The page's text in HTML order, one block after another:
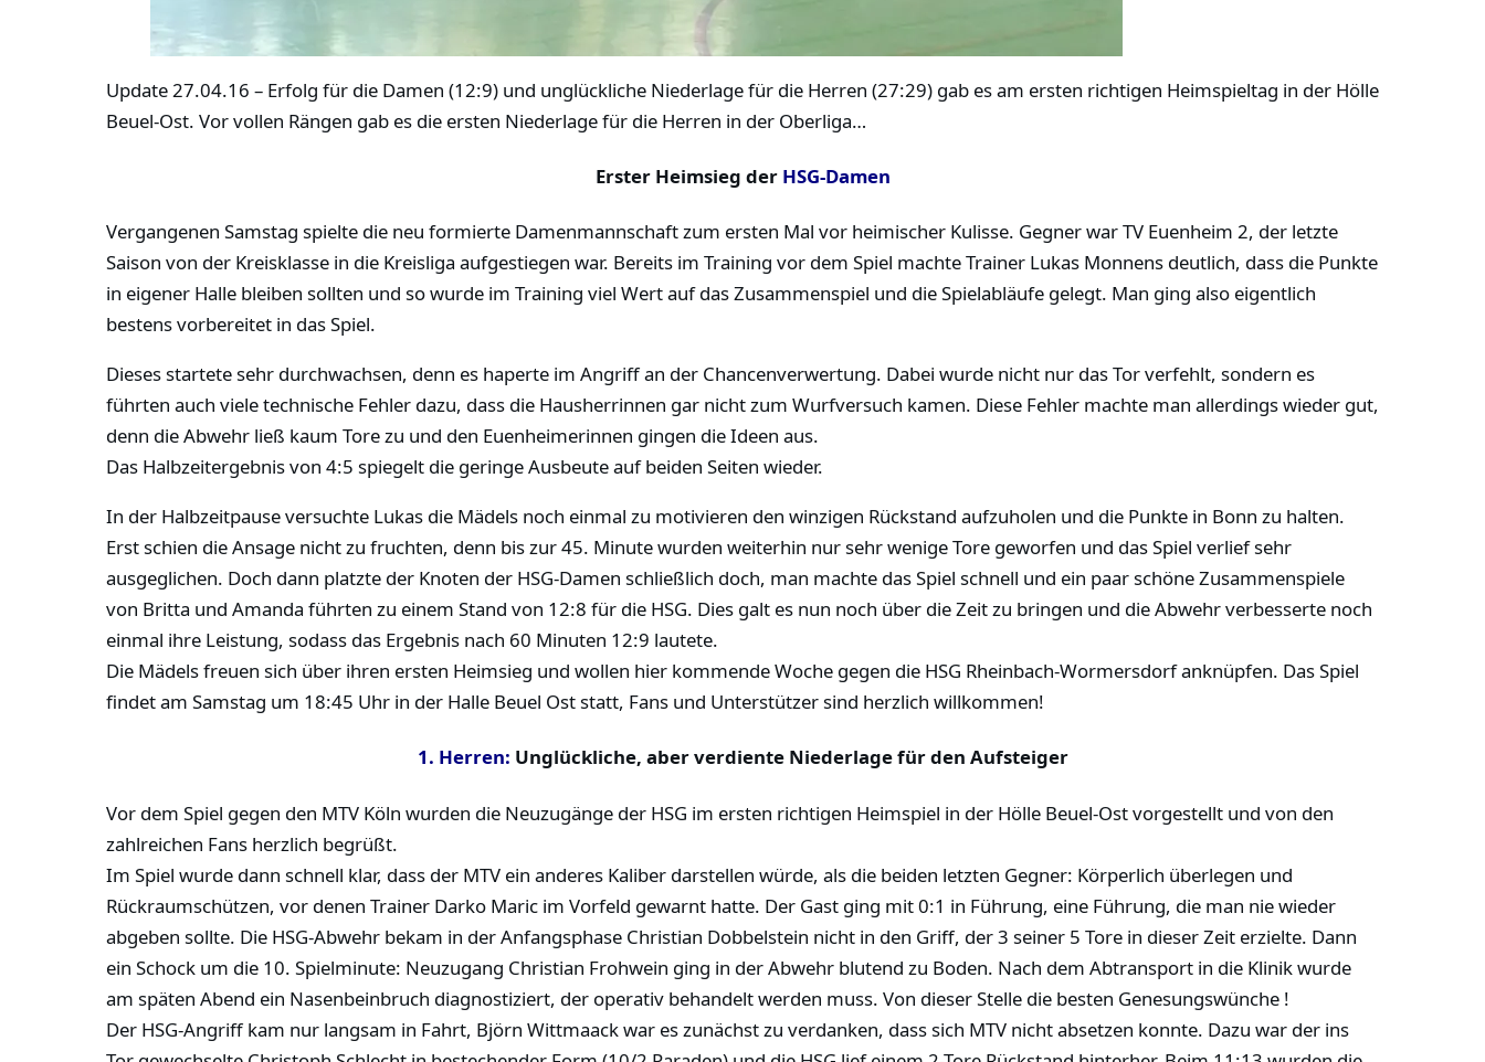
Update 27.04.16 – Erfolg für die Damen (12:9) und unglückliche Niederlage für die Herren (27:29) gab es am ersten richtigen Heimspieltag in der Hölle
Beuel-Ost. Vor vollen Rängen gab es die ersten Niederlage für die Herren in der Oberliga…
Erster Heimsieg der HSG-Damen
Vergangenen Samstag spielte die neu formierte Damenmannschaft zum ersten Mal vor heimischer Kulisse. Gegner war TV Euenheim 2, der letzte
Saison von der Kreisklasse in die Kreisliga aufgestiegen war. Bereits im Training vor dem Spiel machte Trainer Lukas Monnens deutlich, dass die Punkte
in eigener Halle bleiben sollten und so wurde im Training viel Wert auf das Zusammenspiel und die Spielabläufe gelegt. Man ging also eigentlich
bestens vorbereitet in das Spiel.
Dieses startete sehr durchwachsen, denn es haperte im Angriff an der Chancenverwertung. Dabei wurde nicht nur das Tor verfehlt, sondern es
führten auch viele technische Fehler dazu, dass die Hausherrinnen gar nicht zum Wurfversuch kamen. Diese Fehler machte man allerdings wieder gut,
denn die Abwehr ließ kaum Tore zu und den Euenheimerinnen gingen die Ideen aus.
Das Halbzeitergebnis von 4:5 spiegelt die geringe Ausbeute auf beiden Seiten wieder.
In der Halbzeitpause versuchte Lukas die Mädels noch einmal zu motivieren den winzigen Rückstand aufzuholen und die Punkte in Bonn zu halten.
Erst schien die Ansage nicht zu fruchten, denn bis zur 45. Minute wurden weiterhin nur sehr wenige Tore geworfen und das Spiel verlief sehr
ausgeglichen. Doch dann platzte der Knoten der HSG-Damen schließlich doch, man machte das Spiel schnell und ein paar schöne Zusammenspiele
von Britta und Amanda führten zu einem Stand von 12:8 für die HSG. Dies galt es nun noch über die Zeit zu bringen und die Abwehr verbesserte noch
einmal ihre Leistung, sodass das Ergebnis nach 60 Minuten 12:9 lautete.
Die Mädels freuen sich über ihren ersten Heimsieg und wollen hier kommende Woche gegen die HSG Rheinbach-Wormersdorf anknüpfen. Das Spiel
findet am Samstag um 18:45 Uhr in der Halle Beuel Ost statt, Fans und Unterstützer sind herzlich willkommen!
1. Herren: Unglückliche, aber verdiente Niederlage für den Aufsteiger
Vor dem Spiel gegen den MTV Köln wurden die Neuzugänge der HSG im ersten richtigen Heimspiel in der Hölle Beuel-Ost vorgestellt und von den
zahlreichen Fans herzlich begrüßt.
Im Spiel wurde dann schnell klar, dass der MTV ein anderes Kaliber darstellen würde, als die beiden letzten Gegner: Körperlich überlegen und
Rückraumschützen, vor denen Trainer Darko Maric im Vorfeld gewarnt hatte. Der Gast ging mit 0:1 in Führung, eine Führung, die man nie wieder
abgeben sollte. Die HSG-Abwehr bekam in der Anfangsphase Christian Dobbelstein nicht in den Griff, der 3 seiner 5 Tore in dieser Zeit erzielte. Dann
ein Schock um die 10. Spielminute: Neuzugang Christian Frohwein ging in der Abwehr blutend zu Boden. Nach dem Abtransport in die Klinik wurde
am späten Abend ein Nasenbeinbruch diagnostiziert, der operativ behandelt werden muss. Von dieser Stelle die besten Genesungswünche !
Der HSG-Angriff kam nur langsam in Fahrt, Björn Wittmaack war es zunächst zu verdanken, dass sich MTV nicht absetzen konnte. Dazu war der ins